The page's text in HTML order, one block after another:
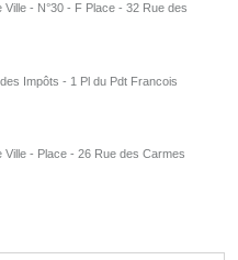
- N°30 - F Place - 32 Rue des
Impôts - 1 Pl du Pdt Francois
- Place - 26 Rue des Carmes